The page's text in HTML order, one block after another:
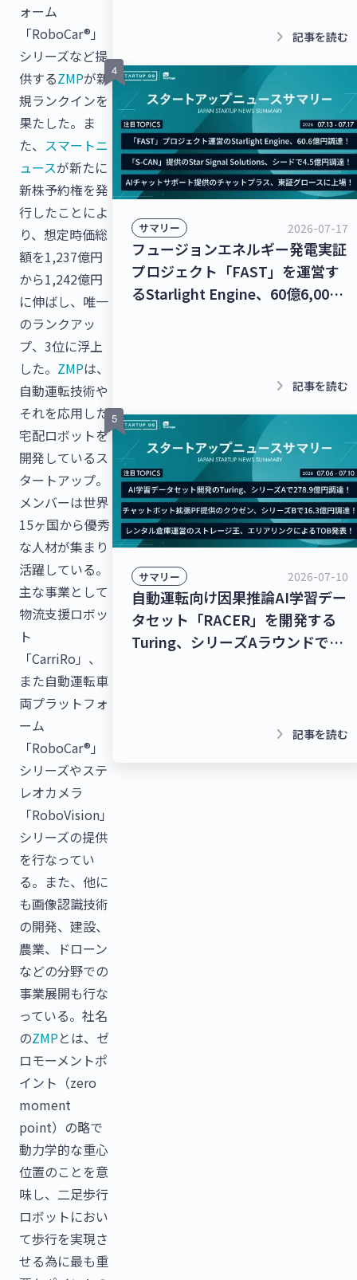
ォーム
「RoboCar®」
シリーズなど提
供するZMPが新
規ランクインを
果たした。ま
た、 スマートニ
ュースが新たに
新株予約権を発
行したことによ
り、想定時価総
額を1,237億円
から1,242億円
に伸ばし、唯一
のランクアッ
プ、3位に浮上
した。 ZMPは、
自動運転技術や
それを応用した
宅配ロボットを
開発しているス
タートアップ。
メンバーは世界
15ヶ国から優秀
な人材が集まり
活躍している。
主な事業として
物流支援ロボッ
ト
「CarriRo」、
また自動運転車
両プラットフォ
ーム
「RoboCar®」
シリーズやステ
レオカメラ
「RoboVision」
シリーズの提供
を行なってい
る。また、他に
も画像認識技術
の開発、建設、
農業、ドローン
などの分野での
事業展開も行な
っている。社名
のZMPとは、ゼ
ロモーメントポ
イント（zero
moment
point）の略で
動力学的な重心
位置のことを意
味し、二足歩行
ロボットにおい
て歩行を実現さ
せる為に最も重
円を調達！【最新スタートアップ
keyboard_arrow_right 記事を読む
サマリー 2026-07-17
フュージョンエネルギー発電実証
プロジェクト「FAST」を運営す
るStarlight Engine、60億6,000
Solutions、シードラウンドで4億
トアップニュース】
keyboard_arrow_right 記事を読む
サマリー 2026-07-10
自動運転向け因果推論AI学習デー
タセット「RACER」を開発する
Turing、シリーズAラウンドで
ズBラウンドで16億3,000万円を
keyboard_arrow_right 記事を読む